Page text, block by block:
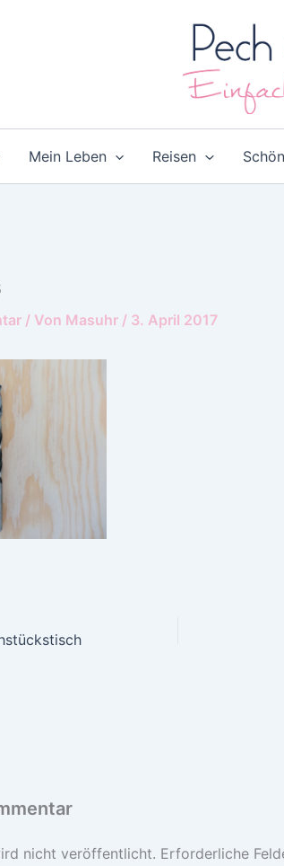
Mein Leben Reisen
/ Von Masuhr / 3. April 2017
nicht veröffentlicht. Erforderliche